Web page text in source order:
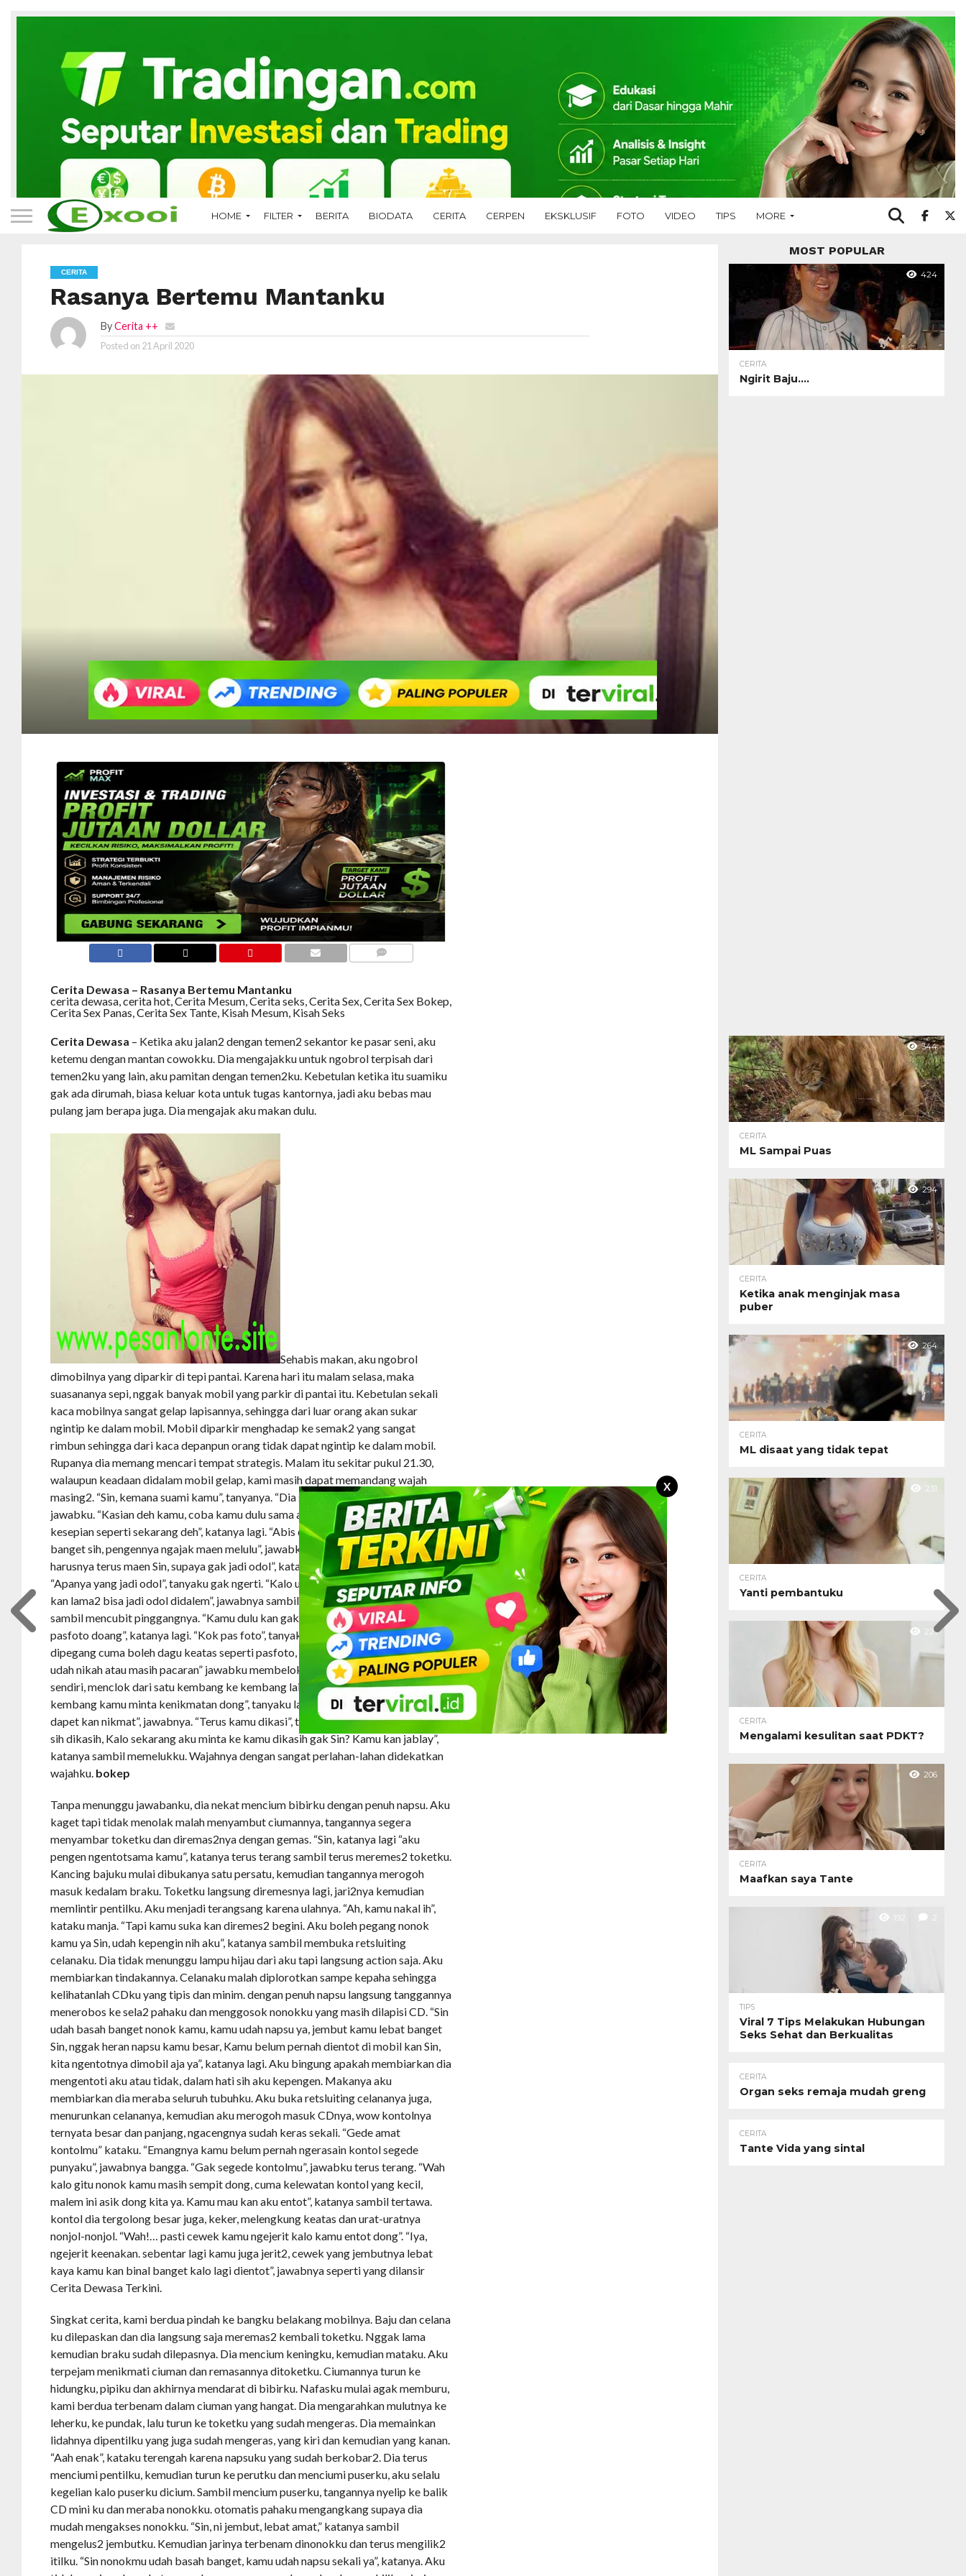
X
HOME FILTER BERITA BIODATA CERITA CERPEN EKSKLUSIF FOTO VIDEO TIPS MORE
CERITA
Rasanya Bertemu Mantanku
By Cerita ++
Posted on 21 April 2020
Cerita Dewasa – Rasanya Bertemu Mantanku
cerita dewasa, cerita hot, Cerita Mesum, Cerita seks, Cerita Sex, Cerita Sex Bokep,
Cerita Sex Panas, Cerita Sex Tante, Kisah Mesum, Kisah Seks
Cerita Dewasa – Ketika aku jalan2 dengan temen2 sekantor ke pasar seni, aku
ketemu dengan mantan cowokku. Dia mengajakku untuk ngobrol terpisah dari
temen2ku yang lain, aku pamitan dengan temen2ku. Kebetulan ketika itu suamiku
gak ada dirumah, biasa keluar kota untuk tugas kantornya, jadi aku bebas mau
pulang jam berapa juga. Dia mengajak aku makan dulu.
Sehabis makan, aku ngobrol
dimobilnya yang diparkir di tepi pantai. Karena hari itu malam selasa, maka
suasananya sepi, nggak banyak mobil yang parkir di pantai itu. Kebetulan sekali
kaca mobilnya sangat gelap lapisannya, sehingga dari luar orang akan sukar
ngintip ke dalam mobil. Mobil diparkir menghadap ke semak2 yang sangat
rimbun sehingga dari kaca depanpun orang tidak dapat ngintip ke dalam mobil.
Rupanya dia memang mencari tempat strategis. Malam itu sekitar pukul 21.30,
walaupun keadaan didalam mobil gelap, kami masih dapat memandang wajah
masing2. “Sin, kemana suami kamu”, tanyanya. “Dia sibuk sama kerjaannya”,
jawabku. “Kasian deh kamu, coba kamu dulu sama aku terus, kamu gak akan
kesepian seperti sekarang deh”, katanya lagi. “Abis dulu kamu kalo pacaran napsu
banget sih, pengennya ngajak maen melulu”, jawabku lagi. “Kalo udah napsu kan
harusnya terus maen Sin, supaya gak jadi odol”, katanya sambil tersenyum.
“Apanya yang jadi odol”, tanyaku gak ngerti. “Kalo udah napsu, terus gak dikeluarin
kan lama2 bisa jadi odol didalem”, jawabnya sambil tertawa. “Dasar”, jawabku
sambil mencubit pinggangnya. “Kamu dulu kan gak mau dielus2, maunya pacaran
pasfoto doang”, katanya lagi. “Kok pas foto”, tanyaku gak ngerti. “Iya, yang
dipegang cuma boleh dagu keatas seperti pasfoto, gitu”, jawabnya. Kamu sendiri
udah nikah atau masih pacaran” jawabku membelokkan pembicaraan. “Aku masih
sendiri, menclok dari satu kembang ke kembang lain”, jawabnya. “Terus ke semua
kembang kamu minta kenikmatan dong”, tanyaku lagi. “La iya lah, soalnya kalo
dapet kan nikmat”, jawabnya. “Terus kamu dikasi”, tanyaku lebih lanjut. “Seringnya
sih dikasih, Kalo sekarang aku minta ke kamu dikasih gak Sin? Kamu kan jablay”,
katanya sambil memelukku. Wajahnya dengan sangat perlahan-lahan didekatkan
wajahku. bokep
Tanpa menunggu jawabanku, dia nekat mencium bibirku dengan penuh napsu. Aku
kaget tapi tidak menolak malah menyambut ciumannya, tangannya segera
menyambar toketku dan diremas2nya dengan gemas. “Sin, katanya lagi “aku
pengen ngentotsama kamu”, katanya terus terang sambil terus meremes2 toketku.
Kancing bajuku mulai dibukanya satu persatu, kemudian tangannya merogoh
masuk kedalam braku. Toketku langsung diremesnya lagi, jari2nya kemudian
memlintir pentilku. Aku menjadi terangsang karena ulahnya. “Ah, kamu nakal ih”,
kataku manja. “Tapi kamu suka kan diremes2 begini. Aku boleh pegang nonok
kamu ya Sin, udah kepengin nih aku”, katanya sambil membuka retsluiting
celanaku. Dia tidak menunggu lampu hijau dari aku tapi langsung action saja. Aku
membiarkan tindakannya. Celanaku malah diplorotkan sampe kepaha sehingga
kelihatanlah CDku yang tipis dan minim. dengan penuh napsu langsung tanggannya
menerobos ke sela2 pahaku dan menggosok nonokku yang masih dilapisi CD. “Sin
udah basah banget nonok kamu, kamu udah napsu ya, jembut kamu lebat banget
Sin, nggak heran napsu kamu besar, Kamu belum pernah dientot di mobil kan Sin,
kita ngentotnya dimobil aja ya”, katanya lagi. Aku bingung apakah membiarkan dia
mengentoti aku atau tidak, dalam hati sih aku kepengen. Makanya aku
membiarkan dia meraba seluruh tubuhku. Aku buka retsluiting celananya juga,
menurunkan celananya, kemudian aku merogoh masuk CDnya, wow kontolnya
ternyata besar dan panjang, ngacengnya sudah keras sekali. “Gede amat
kontolmu” kataku. “Emangnya kamu belum pernah ngerasain kontol segede
punyaku”, jawabnya bangga. “Gak segede kontolmu”, jawabku terus terang. “Wah
kalo gitu nonok kamu masih sempit dong, cuma kelewatan kontol yang kecil,
malem ini asik dong kita ya. Kamu mau kan aku entot”, katanya sambil tertawa.
kontol dia tergolong besar juga, keker, melengkung keatas dan urat-uratnya
nonjol-nonjol. “Wah!… pasti cewek kamu ngejerit kalo kamu entot dong”. “Iya,
ngejerit keenakan. sebentar lagi kamu juga jerit2, cewek yang jembutnya lebat
kaya kamu kan binal banget kalo lagi dientot”, jawabnya seperti yang dilansir
Cerita Dewasa Terkini.
Singkat cerita, kami berdua pindah ke bangku belakang mobilnya. Baju dan celana
ku dilepaskan dan dia langsung saja meremas2 kembali toketku. Nggak lama
kemudian braku sudah dilepasnya. Dia mencium keningku, kemudian mataku. Aku
terpejam menikmati ciuman dan remasannya ditoketku. Ciumannya turun ke
hidungku, pipiku dan akhirnya mendarat di bibirku. Nafasku mulai agak memburu,
kami berdua terbenam dalam ciuman yang hangat. Dia mengarahkan mulutnya ke
leherku, ke pundak, lalu turun ke toketku yang sudah mengeras. Dia memainkan
lidahnya dipentilku yang juga sudah mengeras, yang kiri dan kemudian yang kanan.
“Aah enak”, kataku terengah karena napsuku yang sudah berkobar2. Dia terus
menciumi pentilku, kemudian turun ke perutku dan menciumi puserku, aku selalu
kegelian kalo puserku dicium. Sambil mencium puserku, tangannya nyelip ke balik
CD mini ku dan meraba nonokku. otomatis pahaku mengangkang supaya dia
mudah mengakses nonokku. “Sin, ni jembut, lebat amat,” katanya sambil
mengelus2 jembutku. Kemudian jarinya terbenam dinonokku dan terus mengilik2
itilku. “Sin nonokmu udah basah banget, kamu udah napsu sekali ya”, katanya. Aku
MOST POPULAR
424
CERITA
Ngirit Baju….
344
CERITA
ML Sampai Puas
294
CERITA
Ketika anak menginjak masa
puber
264
CERITA
ML disaat yang tidak tepat
231
CERITA
Yanti pembantuku
221
CERITA
Mengalami kesulitan saat PDKT?
206
CERITA
Maafkan saya Tante
192 2
TIPS
Viral 7 Tips Melakukan Hubungan
Seks Sehat dan Berkualitas
CERITA
Organ seks remaja mudah greng
CERITA
Tante Vida yang sintal